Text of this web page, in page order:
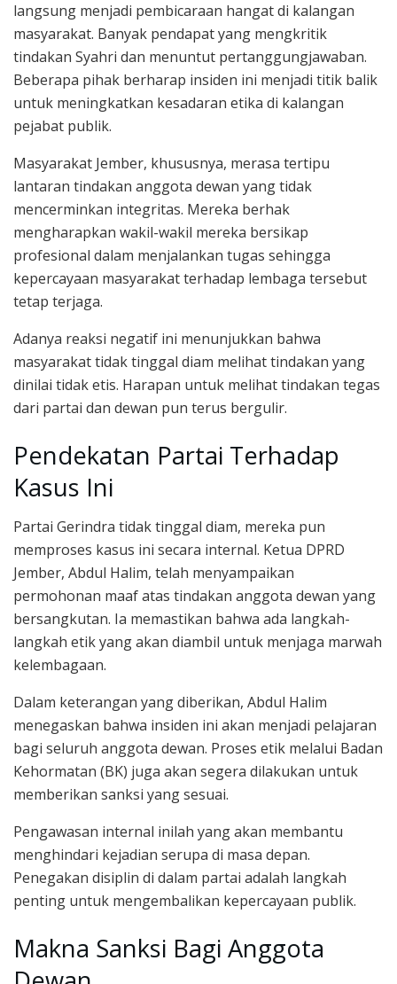
langsung menjadi pembicaraan hangat di kalangan
masyarakat. Banyak pendapat yang mengkritik
tindakan Syahri dan menuntut pertanggungjawaban.
Beberapa pihak berharap insiden ini menjadi titik balik
untuk meningkatkan kesadaran etika di kalangan
pejabat publik.
Masyarakat Jember, khususnya, merasa tertipu
lantaran tindakan anggota dewan yang tidak
mencerminkan integritas. Mereka berhak
mengharapkan wakil-wakil mereka bersikap
profesional dalam menjalankan tugas sehingga
kepercayaan masyarakat terhadap lembaga tersebut
tetap terjaga.
Adanya reaksi negatif ini menunjukkan bahwa
masyarakat tidak tinggal diam melihat tindakan yang
dinilai tidak etis. Harapan untuk melihat tindakan tegas
dari partai dan dewan pun terus bergulir.
Pendekatan Partai Terhadap
Kasus Ini
Partai Gerindra tidak tinggal diam, mereka pun
memproses kasus ini secara internal. Ketua DPRD
Jember, Abdul Halim, telah menyampaikan
permohonan maaf atas tindakan anggota dewan yang
bersangkutan. Ia memastikan bahwa ada langkah-
langkah etik yang akan diambil untuk menjaga marwah
kelembagaan.
Dalam keterangan yang diberikan, Abdul Halim
menegaskan bahwa insiden ini akan menjadi pelajaran
bagi seluruh anggota dewan. Proses etik melalui Badan
Kehormatan (BK) juga akan segera dilakukan untuk
memberikan sanksi yang sesuai.
Pengawasan internal inilah yang akan membantu
menghindari kejadian serupa di masa depan.
Penegakan disiplin di dalam partai adalah langkah
penting untuk mengembalikan kepercayaan publik.
Makna Sanksi Bagi Anggota